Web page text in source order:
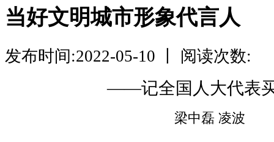
当好文明城市形象代言人
发布时间:2022-05-10 丨 阅读次数:
——记全国人大代表
梁中磊 凌波